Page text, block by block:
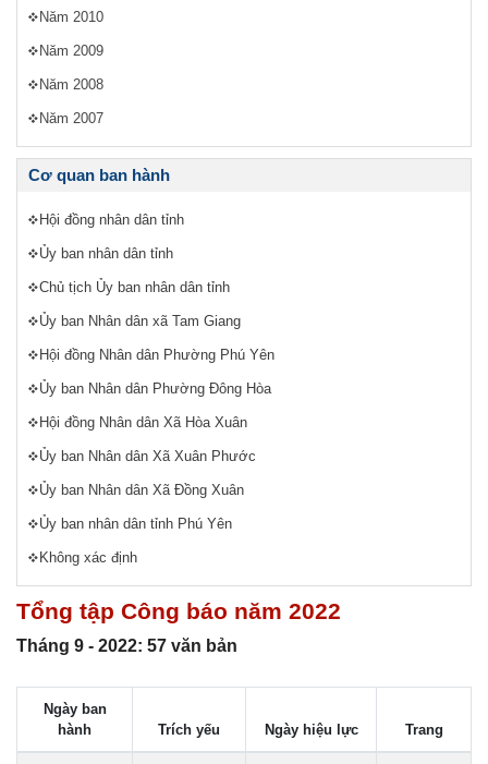
Năm 2010
Năm 2009
Năm 2008
Năm 2007
Cơ quan ban hành
Hội đồng nhân dân tỉnh
Ủy ban nhân dân tỉnh
Chủ tịch Ủy ban nhân dân tỉnh
Ủy ban Nhân dân xã Tam Giang
Hội đồng Nhân dân Phường Phú Yên
Ủy ban Nhân dân Phường Đông Hòa
Hội đồng Nhân dân Xã Hòa Xuân
Ủy ban Nhân dân Xã Xuân Phước
Ủy ban Nhân dân Xã Đồng Xuân
Ủy ban nhân dân tỉnh Phú Yên
Không xác định
Tổng tập Công báo năm 2022
Tháng 9 - 2022: 57 văn bản
Ngày ban
hành
Trích yếu Ngày hiệu lực Trang